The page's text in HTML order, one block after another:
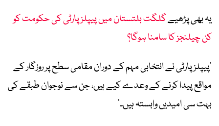
یہ بھی پڑھیےگلگت بلتستان میں پیپلز پارٹی کی حکومت کو
کن چیلنجز کا سامنا ہوگا؟
’پیپلز پارٹی نے انتخابی مہم کے دوران مقامی سطح پر روزگار کے
مواقع پیدا کرنے کے وعدے کیے ہیں، جن سے نوجوان طبقے کی
بہت سی امیدیں وابستہ ہیں۔‘